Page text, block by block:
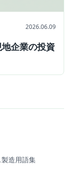
2026.06.09
企業の投資
製造用語集